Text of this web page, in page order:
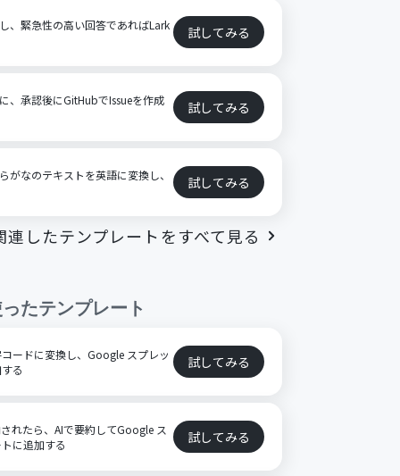
、緊急性の高い回答であればLark 試してみる
、承認後にGitHubでIssueを作成 試してみる
なのテキストを英語に変換し、 試してみる
連したテンプレートをすべて見る
たテンプレート
ードに変換し、Google スプレッ
る
試してみる
れたら、AIで要約してGoogle ス
に追加する
試してみる